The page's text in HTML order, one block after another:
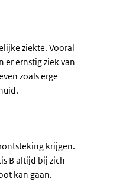
ziekte. Vooral
er ernstig ziek van
zoals erge
krijgen.
B altijd bij zich
kan gaan.